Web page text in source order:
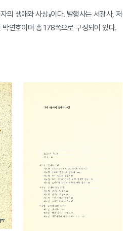
의 생애와 사상』이다. 발행사는 서광사, 저
연호이며 총 178쪽으로 구성되어 있다.